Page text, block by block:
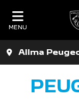
MENU
Allma